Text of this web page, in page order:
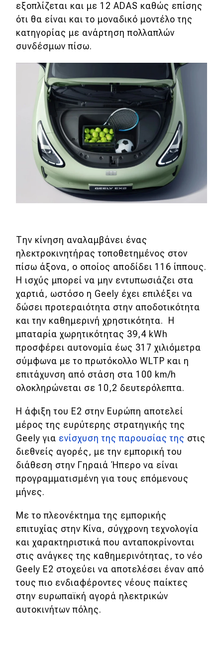
εξοπλίζεται και με 12 ADAS καθώς επίσης
ότι θα είναι και το μοναδικό μοντέλο της
κατηγορίας με ανάρτηση πολλαπλών
συνδέσμων πίσω.
Την κίνηση αναλαμβάνει ένας
ηλεκτροκινητήρας τοποθετημένος στον
πίσω άξονα, ο οποίος αποδίδει 116 ίππους.
Η ισχύς μπορεί να μην εντυπωσιάζει στα
χαρτιά, ωστόσο η Geely έχει επιλέξει να
δώσει προτεραιότητα στην αποδοτικότητα
και την καθημερινή χρηστικότητα. Η
μπαταρία χωρητικότητας 39,4 kWh
προσφέρει αυτονομία έως 317 χιλιόμετρα
σύμφωνα με το πρωτόκολλο WLTP και η
επιτάχυνση από στάση στα 100 km/h
ολοκληρώνεται σε 10,2 δευτερόλεπτα.
Η άφιξη του E2 στην Ευρώπη αποτελεί
μέρος της ευρύτερης στρατηγικής της
Geely για ενίσχυση της παρουσίας της στις
διεθνείς αγορές, με την εμπορική του
διάθεση στην Γηραιά Ήπερο να είναι
προγραμματισμένη για τους επόμενους
μήνες.
Με το πλεονέκτημα της εμπορικής
επιτυχίας στην Κίνα, σύγχρονη τεχνολογία
και χαρακτηριστικά που ανταποκρίνονται
στις ανάγκες της καθημερινότητας, το νέο
Geely E2 στοχεύει να αποτελέσει έναν από
τους πιο ενδιαφέροντες νέους παίκτες
στην ευρωπαϊκή αγορά ηλεκτρικών
αυτοκινήτων πόλης.